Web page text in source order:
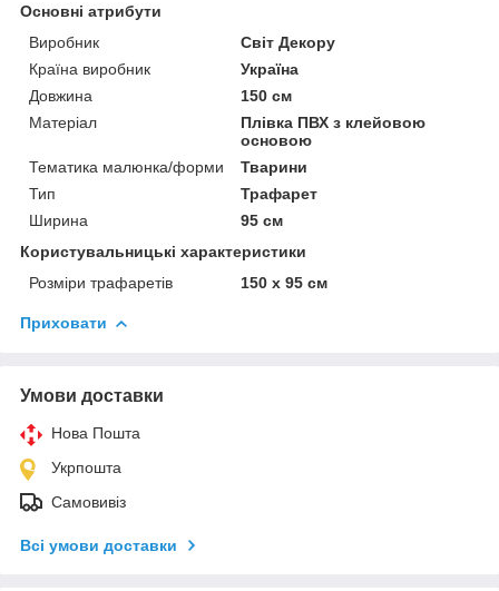
Основні атрибути
Виробник
Світ Декору
Країна виробник
Україна
Довжина
150 см
Матеріал
Плівка ПВХ з клейовою
основою
Тематика малюнка/форми
Тварини
Тип
Трафарет
Ширина
95 см
Користувальницькі характеристики
Розміри трафаретів
150 х 95 см
Приховати
Умови доставки
Нова Пошта
Укрпошта
Самовивіз
Всі умови доставки